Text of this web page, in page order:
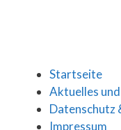
Startseite
Aktuelles
Datenschutz
Impressum